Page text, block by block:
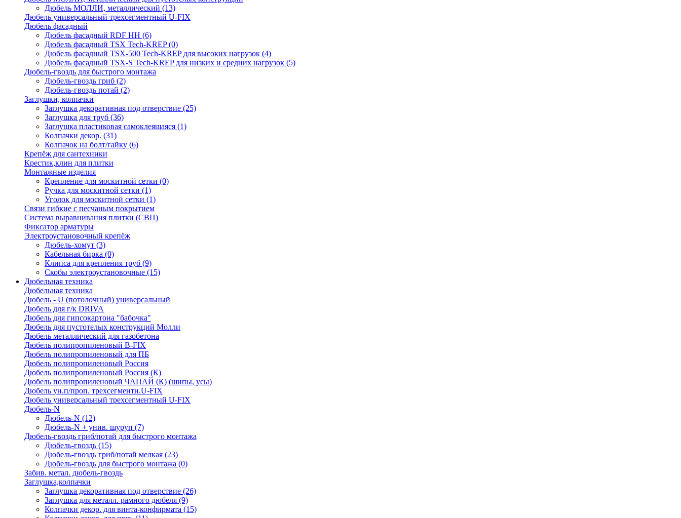
Дюбель МОЛЛИ, металлический (13)
Дюбель универсальный трехсегментный U-FIX
Дюбель фасадный
Дюбель фасадный RDF НН (6)
Дюбель фасадный TSX Tech-KREP(0)
Дюбель фасадный TSX-500 Tech-KREP для высоких нагрузок (4)
Дюбель фасадный TSX-S Tech-KREP для низких и средних нагрузок (5)
Дюбель-гвоздь для быстрого монтажа
Дюбель-гвоздь гриб (2)
Дюбель-гвоздь потай (2)
Заглушки, колпачки
Заглушка декоративная под отверствие (25)
Заглушка для труб (36)
Заглушка пластиковая самоклеящаяся (1)
Колпачки декор. (31)
Колпачок на болт/гайку (6)
Крепёж для сантехники
Крестик,клин для плитки
Монтажные изделия
Крепление для москитной сетки (0)
Ручка для москитной сетки (1)
Уголок для москитной сетки (1)
Связи гибкие с песчаным покрытием
Система выравнивания плитки (СВП)
Фиксатор арматуры
Электроустановочный крепёж
Дюбель-хомут (3)
Кабельная бирка (0)
Клипса для крепления труб (9)
Скобы электроустановочные (15)
Дюбельная техника
Дюбельная техника
Дюбель - U (потолочный) универсальный
Дюбель для г/к DRIVA
Дюбель для гипсокартона "бабочка"
Дюбель для пустотелых конструкций Молли
Дюбель металлический для газобетона
Дюбель полипропиленовый В-FIX
Дюбель полипропиленовый для ПБ
Дюбель полипропиленовый Россия
Дюбель полипропиленовый Россия (К)
Дюбель полипропиленовый ЧАПАЙ (К) (шипы, усы)
Дюбель ун.п/проп. трехсегментн.U-FIX
Дюбель универсальный трехсегментный U-FIX
Дюбель-N
Дюбель-N (12)
Дюбель-N + унив. шуруп (7)
Дюбель-гвоздь гриб/потай для быстрого монтажа
Дюбель-гвоздь (15)
Дюбель-гвоздь гриб/потай мелкая (23)
Дюбель-гвоздь для быстрого монтажа (0)
Забив. метал. дюбель-гвоздь
Заглушка,колпачки
Заглушка декоративная под отверствие (26)
Заглушка для металл. рамного дюбеля (9)
Колпачки декор. для винта-конфирмата (15)